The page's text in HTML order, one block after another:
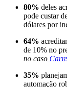
80% deles
pode custar
dólares por
64%
de 10% no
no caso
35%
automação